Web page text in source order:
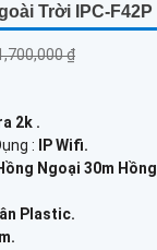
Trời IPC-F42P
₫
2k .
:
IP Wifi.
Ngoại 30m Hồng
Plastic.